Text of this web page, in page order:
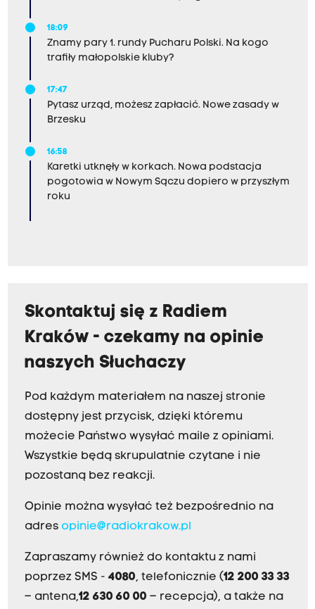
18:09
Znamy pary 1. rundy Pucharu Polski. Na kogo
trafiły małopolskie kluby?
17:47
Pytasz urząd, możesz zapłacić. Nowe zasady w
Brzesku
16:58
Karetki utknęły w korkach. Nowa podstacja
pogotowia w Nowym Sączu dopiero w przyszłym
roku
Skontaktuj się z Radiem
Kraków - czekamy na opinie
naszych Słuchaczy
Pod każdym materiałem na naszej stronie
dostępny jest przycisk, dzięki któremu
możecie Państwo wysyłać maile z opiniami.
Wszystkie będą skrupulatnie czytane i nie
pozostaną bez reakcji.
Opinie można wysyłać też bezpośrednio na
adres opinie@radiokrakow.pl
Zapraszamy również do kontaktu z nami
poprzez SMS - 4080, telefonicznie (12 200 33 33
– antena,12 630 60 00 – recepcja), a także na